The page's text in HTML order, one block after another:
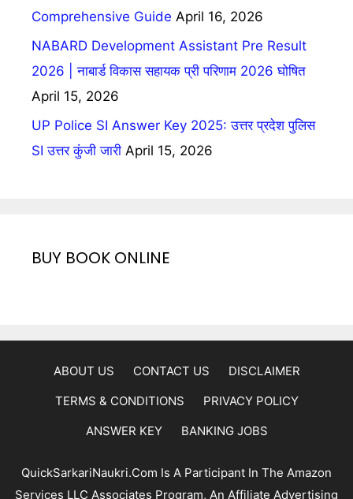
Comprehensive Guide April 16, 2026
NABARD Development Assistant Pre Result
2026 | नाबार्ड विकास सहायक प्री परिणाम 2026 घोषित
April 15, 2026
UP Police SI Answer Key 2025: उत्तर प्रदेश पुलिस
SI उत्तर कुंजी जारी April 15, 2026
BUY BOOK ONLINE
ABOUT US CONTACT US
DISCLAIMER
TERMS & CONDITIONS
PRIVACY POLICY
ANSWER KEY
BANKING JOBS
QuickSarkariNaukri.com Is A Participant In The Amazon
Services LLC Associates Program, An Affiliate Advertising